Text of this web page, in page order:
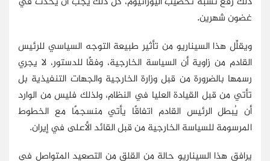
غضون شهرين.
ويقلِّل هذا السيناريو من تأثير طبيعة التوجه السياسي للرئيس
القادم من زاوية أن السياسة الخارجية، وفقًا للدستور، لا يجري
رسمها بالضرورة من قبل وزارة الخارجية والجهات التنفيذية بل
تأتي من قبل القيادة العليا في النظام، ولذلك فليس من الوارد
أن يُبطل الرئيس القادم اتفاقًا يأتي منسجمًا مع الخطوط
المرسومة للسياسة الخارجية من قبل القائد الأعلى في إيران.
يرافق هذا السيناريو حالة من القلق من التصعيد المتواصل في